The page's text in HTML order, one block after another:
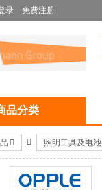
录 免费注册
品分类
照明工具及电池